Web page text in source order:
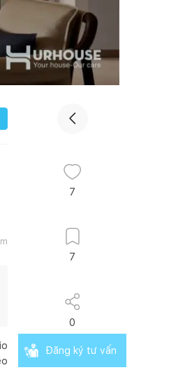
7
7
0
Đăng ký tư vấn